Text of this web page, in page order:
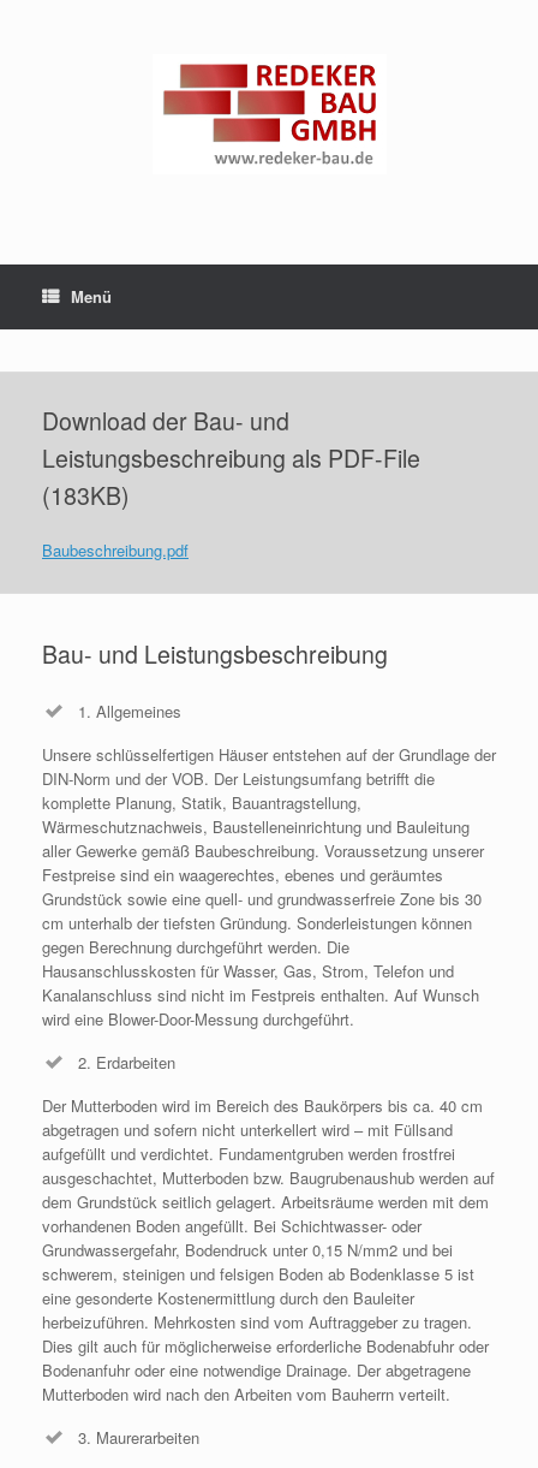
Menü
Download der Bau- und
Leistungsbeschreibung als PDF-File
(183KB)
Baubeschreibung.pdf
Bau- und Leistungsbeschreibung
1. Allgemeines
Unsere schlüsselfertigen Häuser entstehen auf der Grundlage der
DIN-Norm und der VOB. Der Leistungsumfang betrifft die
komplette Planung, Statik, Bauantragstellung,
Wärmeschutznachweis, Baustelleneinrichtung und Bauleitung
aller Gewerke gemäß Baubeschreibung. Voraussetzung unserer
Festpreise sind ein waagerechtes, ebenes und geräumtes
Grundstück sowie eine quell- und grundwasserfreie Zone bis 30
cm unterhalb der tiefsten Gründung. Sonderleistungen können
gegen Berechnung durchgeführt werden. Die
Hausanschlusskosten für Wasser, Gas, Strom, Telefon und
Kanalanschluss sind nicht im Festpreis enthalten. Auf Wunsch
wird eine Blower-Door-Messung durchgeführt.
2. Erdarbeiten
Der Mutterboden wird im Bereich des Baukörpers bis ca. 40 cm
abgetragen und sofern nicht unterkellert wird – mit Füllsand
aufgefüllt und verdichtet. Fundamentgruben werden frostfrei
ausgeschachtet, Mutterboden bzw. Baugrubenaushub werden auf
dem Grundstück seitlich gelagert. Arbeitsräume werden mit dem
vorhandenen Boden angefüllt. Bei Schichtwasser- oder
Grundwassergefahr, Bodendruck unter 0,15 N/mm2 und bei
schwerem, steinigen und felsigen Boden ab Bodenklasse 5 ist
eine gesonderte Kostenermittlung durch den Bauleiter
herbeizuführen. Mehrkosten sind vom Auftraggeber zu tragen.
Dies gilt auch für möglicherweise erforderliche Bodenabfuhr oder
Bodenanfuhr oder eine notwendige Drainage. Der abgetragene
Mutterboden wird nach den Arbeiten vom Bauherrn verteilt.
3. Maurerarbeiten